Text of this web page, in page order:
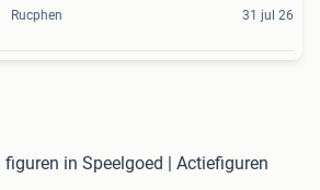
Rucphen 31 jul 26
in Speelgoed | Actiefiguren